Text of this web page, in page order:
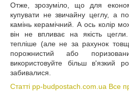
Отже, зрозуміло, що для
купувати не звичайну цеглу, а
камінь керамічний. А ось колір
він не впливає на якість
тепліше (але не за рахунок
порожнистий або
використовуйте більш в'язкий
забивалися.
Статті pp-budpostach.com.ua Все